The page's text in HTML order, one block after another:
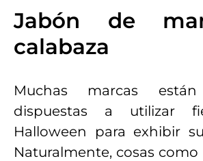
Jabón de
calabaza
Muchas marcas
dispuestas a utilizar
Halloween para exhibir
Naturalmente, cosas